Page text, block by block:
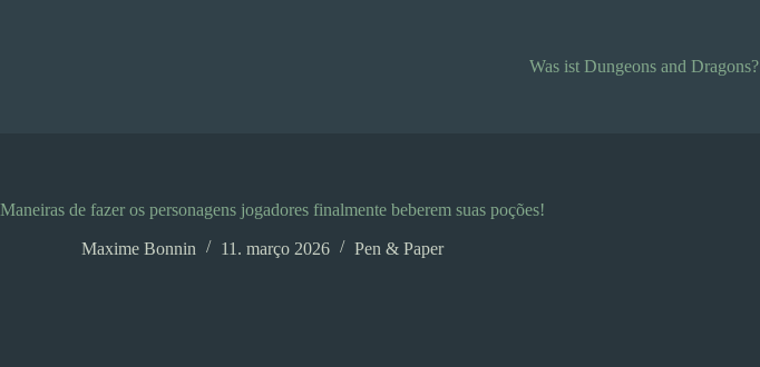
Was ist Dungeons and Dragons?
Maneiras de fazer os personagens jogadores finalmente beberem suas poções!
Maxime Bonnin 11. março 2026 Pen & Paper